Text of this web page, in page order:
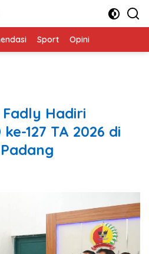
Sport Opini
Hadiri
127 TA 2026 di